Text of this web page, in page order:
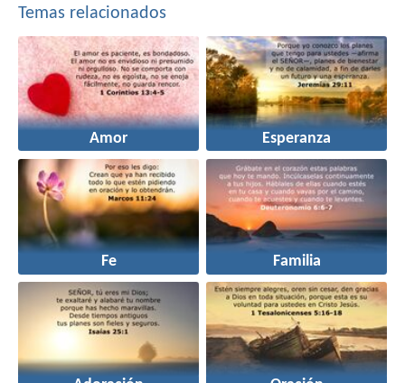
Temas relacionados
Amor Esperanza
Fe Familia